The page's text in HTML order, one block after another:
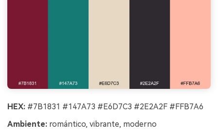
HEX: #7B1831 #147A73 #E6D7C3 #2E2A2F #FFB7A6
Ambiente: romántico, vibrante, moderno